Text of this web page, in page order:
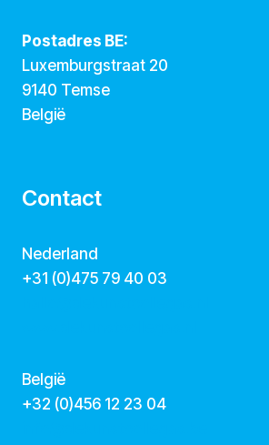
Postadres BE:
Luxemburgstraat 20
9140 Temse
België
Contact
Nederland
+31 (0)475 79 40 03
België
‭+32 (0)456 12 23 04‬